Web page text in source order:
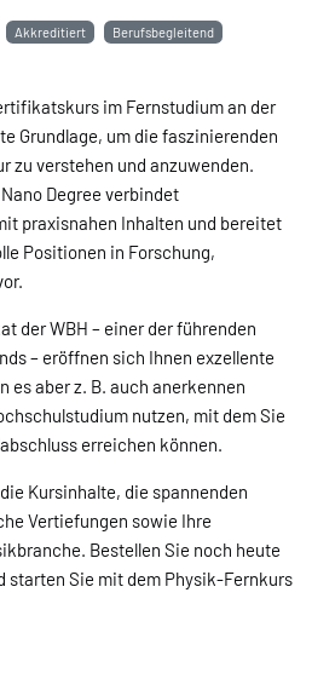
Akkreditiert
Berufsbegleitend
im Fernstudium an der
Grundlage, um die faszinierenden
zu verstehen und anzuwenden.
Degree verbindet
praxisnahen Inhalten und bereitet
Positionen in Forschung,
der WBH – einer der führenden
– eröffnen sich Ihnen exzellente
es aber z. B. auch anerkennen
nutzen, mit dem Sie
erreichen können.
Kursinhalte, die spannenden
Vertiefungen sowie Ihre
Bestellen Sie noch heute
starten Sie mit dem Physik-Fernkurs